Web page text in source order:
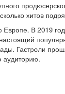
хитов
Европе. В 2019
Гастроли
аудиторию.